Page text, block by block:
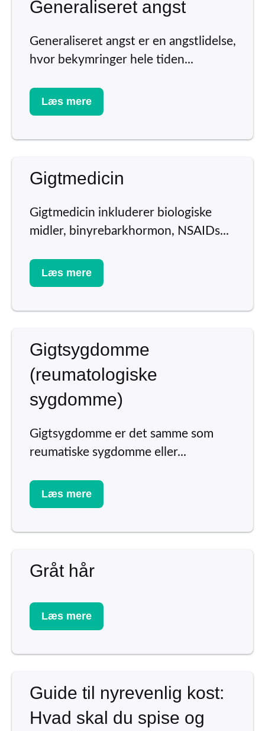
Generaliseret angst
Generaliseret angst er en angstlidelse,
hvor bekymringer hele tiden...
Læs mere
Gigtmedicin
Gigtmedicin inkluderer biologiske
midler, binyrebarkhormon, NSAIDs...
Læs mere
Gigtsygdomme
(reumatologiske
sygdomme)
Gigtsygdomme er det samme som
reumatiske sygdomme eller...
Læs mere
Gråt hår
Læs mere
Guide til nyrevenlig kost:
Hvad skal du spise og